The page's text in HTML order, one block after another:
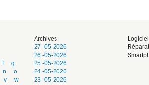
f
g
n
o
v
w
Archives
27 -05-2026
26 -05-2026
25 -05-2026
24 -05-2026
23 -05-2026